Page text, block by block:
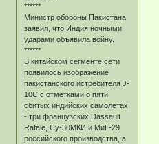
******
Министр обороны Пакистана
заявил, что Индия ночными
ударами объявила войну.
******
В китайском сегменте сети
появилось изображение
пакистанского истребителя J-
10C с отметками о пяти
сбитых индийских самолётах
- три французских Dassault
Rafale, Су-30МКИ и МиГ-29
российского производства, а